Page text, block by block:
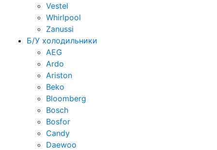
Vestel
Whirlpool
Zanussi
Б/У холодильники
AEG
Ardo
Ariston
Beko
Bloomberg
Bosch
Bosfor
Candy
Daewoo